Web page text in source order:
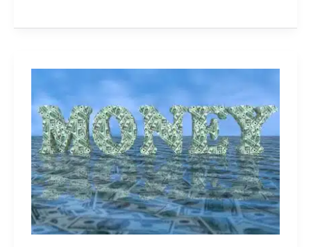
blijft
de
deflatie?